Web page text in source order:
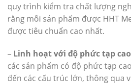
quy trình kiểm tra chất lượng
rằng mỗi sản phẩm được HHT
được tiêu chuẩn cao nhất.
– Linh hoạt với độ phức tạp cao
các sản phẩm có độ phức tạp
đến các cấu trúc lớn, thông qua